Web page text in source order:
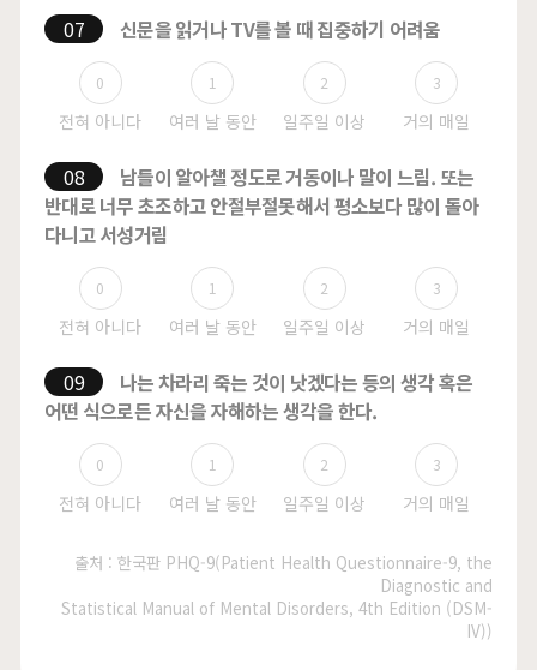
07 신문을 읽거나 TV를 볼 때 집중하기 어려움
0 1 2 3
08
남들이 알아챌 정도로 거동이나 말이 느림. 또는
반대로 너무초조하고 안절부절못해서 평소보다 많이 돌아
다니고 서성거림
0 1 2 3
09
나는 차라리 죽는 것이 낫겠다는 등의 생각 혹은
어떤 식으로든 자신을 자해하는 생각을 한다.
0 1 2 3
출처 : 한국판 PHQ-9(Patient Health Questionnaire-9, the
Diagnostic and
Statistical Manual of Mental Disorders, 4th Edition (DSM-
IV))